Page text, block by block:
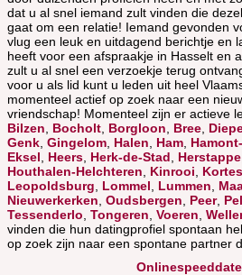
dat u al snel iemand zult vinden die
gaat om een relatie! Iemand gevonden
vlug een leuk en uitdagend berichtje en
heeft voor een afspraakje in Hasselt en
zult u al snel een verzoekje terug
voor u als lid kunt u leden uit heel
momenteel actief op zoek naar een
vriendschap! Momenteel zijn er actieve
Bilzen
Bocholt Borgloon Bree
Genk Gingelom Halen Ham
Eksel
Heers Herk-de-Stad Herstappe
Houthalen-Helchteren
Kinrooi
Leopoldsburg
Lommel Lummen
Nieuwerkerken Oudsbergen Peer,
Tessenderlo Tongeren Voeren
vinden die hun datingprofiel spontaan
op zoek zijn naar een spontane partner